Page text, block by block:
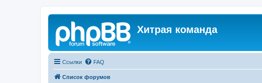
Хитрая команда
Ссылки FAQ
Список форумов